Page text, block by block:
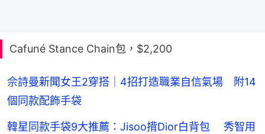
Cafuné Stance Chain包，$2,200
佘詩曼新聞女王2穿搭｜4招打造職業自信氣場 附14
個同款配飾手袋
韓星同款手袋9大推薦：Jisoo揹Dior白背包 秀智用